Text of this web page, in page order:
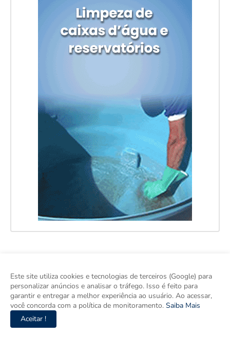
Este site utiliza cookies e tecnologias de terceiros (Google) para
personalizar anúncios e analisar o tráfego. Isso é feito para
garantir e entregar a melhor experiência ao usuário. Ao acessar,
você concorda com a política de monitoramento. Saiba Mais
Aceitar !